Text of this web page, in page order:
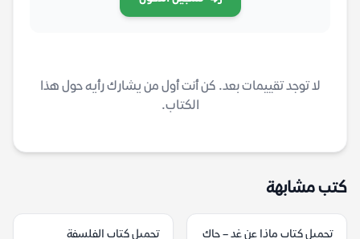
لا توجد تقييمات بعد. كن أنت أول من يشارك رأيه حول هذا
الكتاب.
كتب مشابهة
تحميل كتاب ماذا عن غد – جاك
تحميل كتاب الفلسفة